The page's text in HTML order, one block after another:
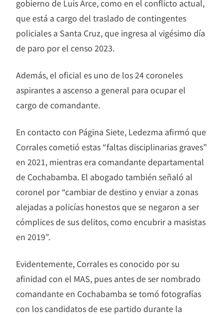
gobierno de Luis Arce, como en el conflicto actual,
que está a cargo del traslado de contingentes
policiales a Santa Cruz, que ingresa al vigésimo día
de paro por el censo 2023.
Además, el oficial es uno de los 24 coroneles
aspirantes a ascenso a general para ocupar el
cargo de comandante.
En contacto con Página Siete, Ledezma afirmó que
Corrales cometió estas “faltas disciplinarias graves”
en 2021, mientras era comandante departamental
de Cochabamba. El abogado también señaló al
coronel por “cambiar de destino y enviar a zonas
alejadas a policías honestos que se negaron a ser
cómplices de sus delitos, como encubrir a masistas
en 2019”.
Evidentemente, Corrales es conocido por su
afinidad con el MAS, pues antes de ser nombrado
comandante en Cochabamba se tomó fotografías
con los candidatos de ese partido durante la